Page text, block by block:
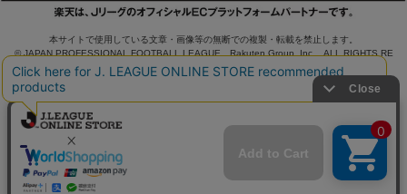
本サイトで使用している文章・画像等の無断での複製・転載を禁止します。
© JAPAN PROFESSIONAL FOOTBALL LEAGUE Rakuten Group, Inc. ALL RIGHTS RE
SERVED.